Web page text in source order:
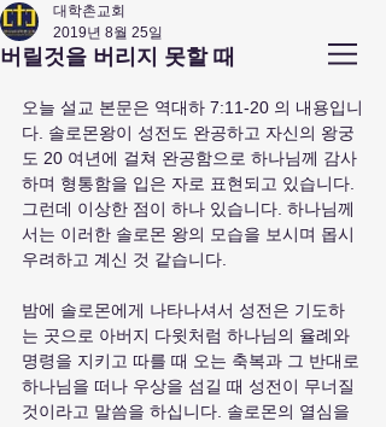
앤아버​ 대학촌 교회
버릴것을 버리지 못할 때
대학촌교회
2019년 8월 25일
오늘 설교 본문은 역대하 7:11-20 의 내용입니
다. 솔로몬왕이 성전도 완공하고 자신의 왕궁
도 20 여년에 걸쳐 완공함으로 하나님께 감사
하며 형통함을 입은 자로 표현되고 있습니다.
그런데 이상한 점이 하나 있습니다. 하나님께
서는 이러한 솔로몬 왕의 모습을 보시며 몹시
우려하고 계신 것 같습니다.
밤에 솔로몬에게 나타나셔서 성전은 기도하
는 곳으로 아버지 다윗처럼 하나님의 율례와
명령을 지키고 따를 때 오는 축복과 그 반대로
하나님을 떠나 우상을 섬길 때 성전이 무너질
것이라고 말씀을 하십니다. 솔로몬의 열심을